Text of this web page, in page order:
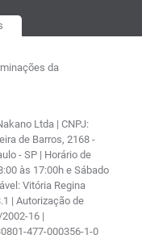
da
Ltda | CNPJ:
de Barros, 2168 -
- SP | Horário de
às 17:00h e Sábado
Vitória Regina
| Autorização de
16 |
477-000356-1-0